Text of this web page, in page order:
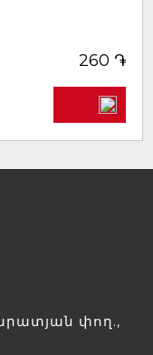
260 ֏
փող.,